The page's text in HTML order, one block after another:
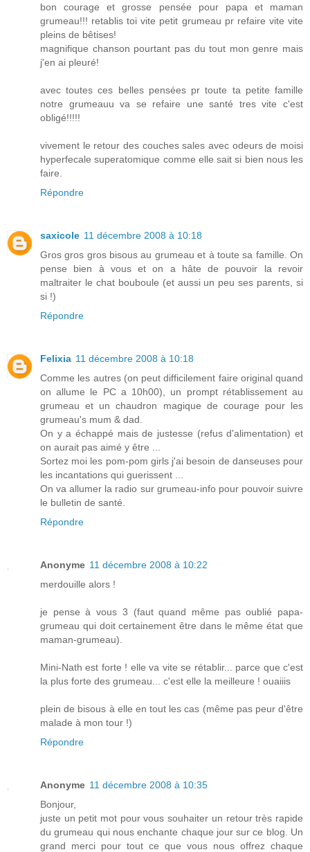
bon courage et grosse pensée pour papa et maman
grumeau!!! retablis toi vite petit grumeau pr refaire vite vite
pleins de bêtises!
magnifique chanson pourtant pas du tout mon genre mais
j'en ai pleuré!
avec toutes ces belles pensées pr toute ta petite famille
notre grumeauu va se refaire une santé tres vite c'est
obligé!!!!!
vivement le retour des couches sales avec odeurs de moisi
hyperfecale superatomique comme elle sait si bien nous les
faire.
Répondre
saxicole 11 décembre 2008 à 10:18
Gros gros gros bisous au grumeau et à toute sa famille. On
pense bien à vous et on a hâte de pouvoir la revoir
maltraiter le chat bouboule (et aussi un peu ses parents, si
si !)
Répondre
Felixia 11 décembre 2008 à 10:18
Comme les autres (on peut difficilement faire original quand
on allume le PC a 10h00), un prompt rétablissement au
grumeau et un chaudron magique de courage pour les
grumeau's mum & dad.
On y a échappé mais de justesse (refus d'alimentation) et
on aurait pas aimé y être ...
Sortez moi les pom-pom girls j'ai besoin de danseuses pour
les incantations qui guerissent ...
On va allumer la radio sur grumeau-info pour pouvoir suivre
le bulletin de santé.
Répondre
Anonyme 11 décembre 2008 à 10:22
merdouille alors !
je pense à vous 3 (faut quand même pas oublié papa-
grumeau qui doit certainement être dans le même état que
maman-grumeau).
Mini-Nath est forte ! elle va vite se rétablir... parce que c'est
la plus forte des grumeau... c'est elle la meilleure ! ouaiiis
plein de bisous à elle en tout les cas (même pas peur d'être
malade à mon tour !)
Répondre
Anonyme 11 décembre 2008 à 10:35
Bonjour,
juste un petit mot pour vous souhaiter un retour très rapide
du grumeau qui nous enchante chaque jour sur ce blog. Un
grand merci pour tout ce que vous nous offrez chaque